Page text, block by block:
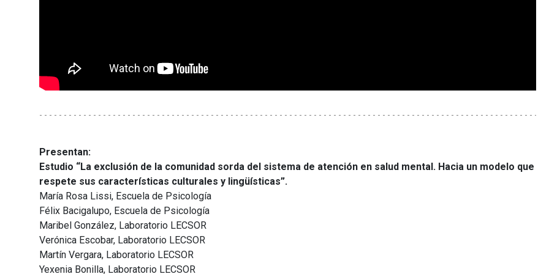
Presentan:
Estudio “La exclusión de la comunidad sorda del sistema de atención en salud mental. Hacia un modelo que
respete sus características culturales y lingüísticas”.
María Rosa Lissi, Escuela de Psicología
Félix Bacigalupo, Escuela de Psicología
Maribel González, Laboratorio LECSOR
Verónica Escobar, Laboratorio LECSOR
Martín Vergara, Laboratorio LECSOR
Yexenia Bonilla, Laboratorio LECSOR